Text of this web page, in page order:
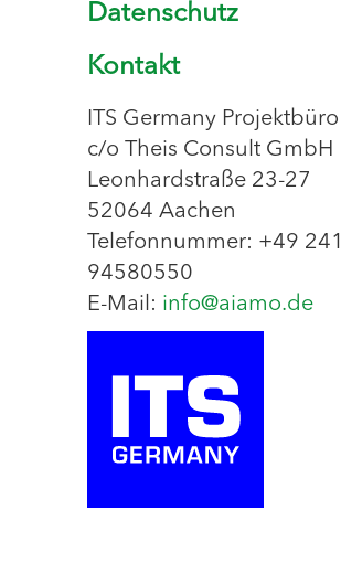
Datenschutz
Kontakt
ITS Germany Projektbüro
c/o Theis Consult GmbH
Leonhardstraße 23-27
52064 Aachen
Telefonnummer: +49 241
94580550
E-Mail: info@aiamo.de